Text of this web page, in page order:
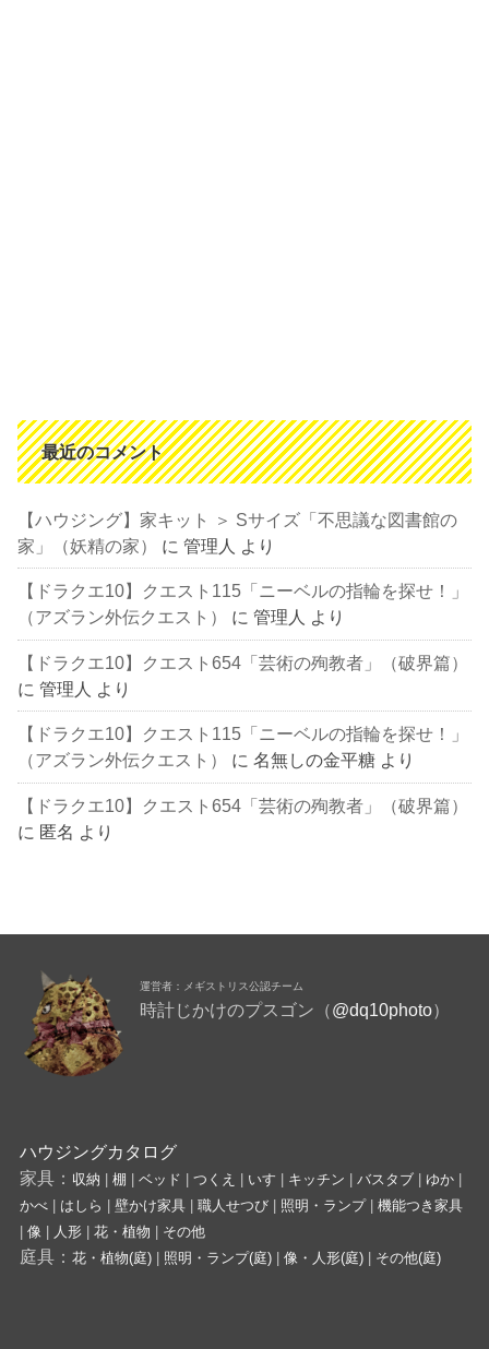
最近のコメント
【ハウジング】家キット ＞ Sサイズ「不思議な図書館の
家」（妖精の家）
に管理人 より
【ドラクエ10】クエスト115「ニーベルの指輪を探せ！」
（アズラン外伝クエスト）
に管理人 より
【ドラクエ10】クエスト654「芸術の殉教者」（破界篇）
に管理人 より
【ドラクエ10】クエスト115「ニーベルの指輪を探せ！」
（アズラン外伝クエスト）
に名無しの金平糖 より
【ドラクエ10】クエスト654「芸術の殉教者」（破界篇）
に 匿名 より
運営者：メギストリス公認チーム
時計じかけのプスゴン（@dq10photo）
ハウジングカタログ
家具： 収納 棚 ベッド つくえ いす キッチン バスタブ| ゆか|
かべ| はしら 壁かけ家具| 職人せつび| 照明・ランプ| 機能つき家具
像| 人形| 花・植物 その他
庭具： 花・植物(庭)| 照明・ランプ(庭)| 像・人形(庭) その他(庭)